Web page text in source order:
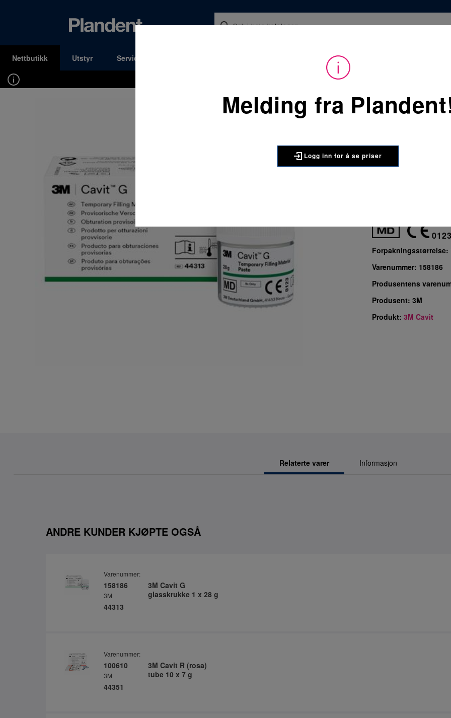
Nettbutikk Utstyr Service og Support Webinar og film
Du må være innlogget for å kunne se priser på produktene og handle. Ikke kunde hos oss enda?
Du
er
her:
Forbruksvarer /
3M
3M Cavit
3M™ Cavit™
prosedyrene for
0123
Forpakningsstørrelse:
Varenummer: 158186
Produsentens
Produsent:3M
Produkt:3M Cavit
Relaterte varer Informasjon
ANDRE KUNDER KJØPTE OGSÅ
Varenummer:
158186
3M
44313
3M Cavit G
glasskrukke 1 x 28 g
Varenummer:
100610
3M
44351
3M Cavit R (rosa)
tube 10 x 7 g
Melding fra
Logg inn for å se priser